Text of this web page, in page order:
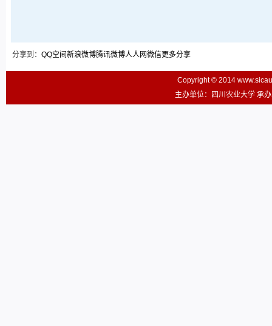
分享到： QQ空间 新浪微博腾讯微博人人网微信更多分享
Copyright © 2014
主办单位：四川农业大学 承